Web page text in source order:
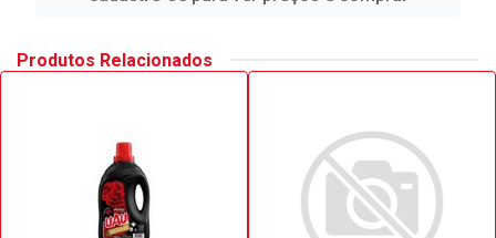
Produtos Relacionados